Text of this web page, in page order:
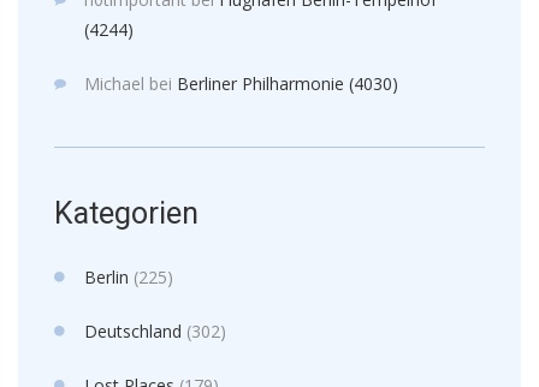
(4244)
Michael bei Berliner Philharmonie (4030)
Kategorien
Berlin (225)
Deutschland (302)